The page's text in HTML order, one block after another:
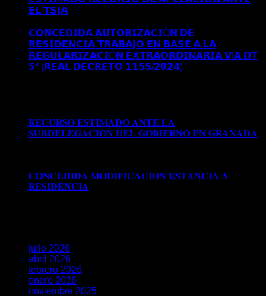
𝗘𝗟 𝗧𝗦𝗝𝗔
𝗖𝗢𝗡𝗖𝗘𝗗𝗜𝗗𝗔 𝗔𝗨𝗧𝗢𝗥𝗜𝗭𝗔𝗖𝗜Ó𝗡 𝗗𝗘
𝗥𝗘𝗦𝗜𝗗𝗘𝗡𝗖𝗜𝗔 𝗧𝗥𝗔𝗕𝗔𝗝𝗢 𝗘𝗡 𝗕𝗔𝗦𝗘 𝗔 𝗟𝗔
𝗥𝗘𝗚𝗨𝗟𝗔𝗥𝗜𝗭𝗔𝗖𝗜Ó𝗡 𝗘𝗫𝗧𝗥𝗔𝗢𝗥𝗗𝗜𝗡𝗔𝗥𝗜𝗔 𝗩Í𝗔 𝗗𝗧
𝟱ª (𝗥𝗘𝗔𝗟 𝗗𝗘𝗖𝗥𝗘𝗧𝗢 𝟭𝟭𝟱𝟱/𝟮𝟬𝟮𝟰)
𝐑𝐄𝐂𝐔𝐑𝐒𝐎 𝐄𝐒𝐓𝐈𝐌𝐀𝐃𝐎 𝐀𝐍𝐓𝐄 𝐋𝐀
𝐒𝐔𝐁𝐃𝐄𝐋𝐄𝐆𝐀𝐂𝐈𝐎𝐍 𝐃𝐄𝐋 𝐆𝐎𝐁𝐈𝐄𝐑𝐍𝐎 𝐄𝐍 𝐆𝐑𝐀𝐍𝐀𝐃𝐀
𝐂𝐎𝐍𝐂𝐄𝐃𝐈𝐃𝐀 𝐌𝐎𝐃𝐈𝐅𝐈𝐂𝐀𝐂𝐈𝐎𝐍 𝐄𝐒𝐓𝐀𝐍𝐂𝐈𝐀 𝐀
𝐑𝐄𝐒𝐈𝐃𝐄𝐍𝐂𝐈𝐀
julio 2026
abril 2026
febrero 2026
enero 2026
noviembre 2025